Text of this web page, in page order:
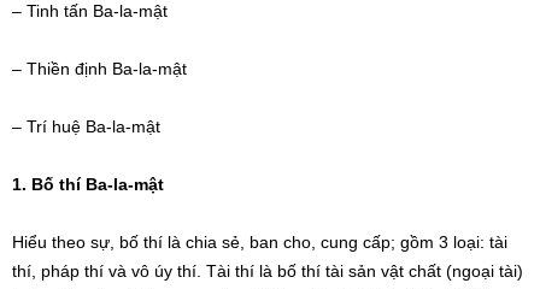
– Tinh tấn Ba-la-mật
– Thiền định Ba-la-mật
– Trí huệ Ba-la-mật
1. Bố thí Ba-la-mật
Hiểu theo sự, bố thí là chia sẻ, ban cho, cung cấp; gồm 3 loại: tài
thí, pháp thí và vô úy thí. Tài thí là bố thí tài sản vật chất (ngoại tài)